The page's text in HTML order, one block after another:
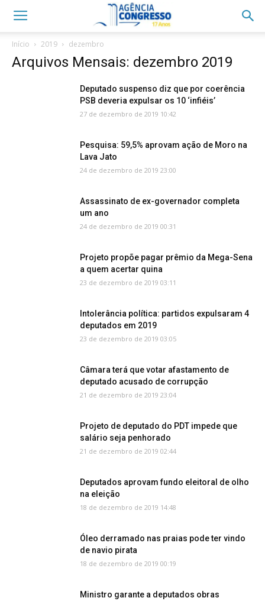
Início 2019 dezembro
Arquivos Mensais: dezembro 2019
Deputado suspenso diz que por coerência
PSB deveria expulsar os 10 ‘infiéis’
27 de dezembro de 2019 10:42
Pesquisa: 59,5% aprovam ação de Moro na
Lava Jato
24 de dezembro de 2019 23:00
Assassinato de ex-governador completa
um ano
24 de dezembro de 2019 00:31
Projeto propõe pagar prêmio da Mega-Sena
a quem acertar quina
23 de dezembro de 2019 03:11
Intolerância política: partidos expulsaram 4
deputados em 2019
23 de dezembro de 2019 03:05
Câmara terá que votar afastamento de
deputado acusado de corrupção
21 de dezembro de 2019 23:04
Projeto de deputado do PDT impede que
salário seja penhorado
21 de dezembro de 2019 02:44
Deputados aprovam fundo eleitoral de olho
na eleição
18 de dezembro de 2019 14:48
Óleo derramado nas praias pode ter vindo
de navio pirata
18 de dezembro de 2019 00:19
Ministro garante a deputados obras